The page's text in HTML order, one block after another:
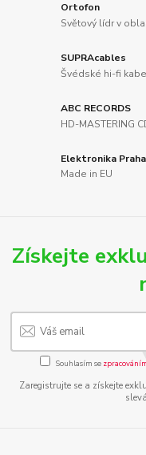
Ortofon
Světový lídr v
SUPRAcables
Švédské hi-fi
ABC RECORDS
HD-MASTERING
Elektronika Praha
Made in EU
Získejte
Souhlasím se
Zaregistrujte se a získejte